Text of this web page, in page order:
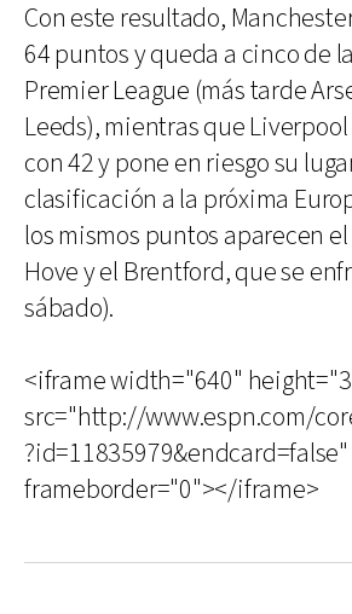
Con este resultado,
64 puntos y queda a cinco de
Premier League (más tarde
Leeds), mientras que
con 42 y pone en riesgo su
clasificación a la próxima
los mismos puntos aparecen
Hove y el Brentford, que se
sábado).
<iframe width="640"
src="http://www.espn.com/
frameborder="0"></iframe>